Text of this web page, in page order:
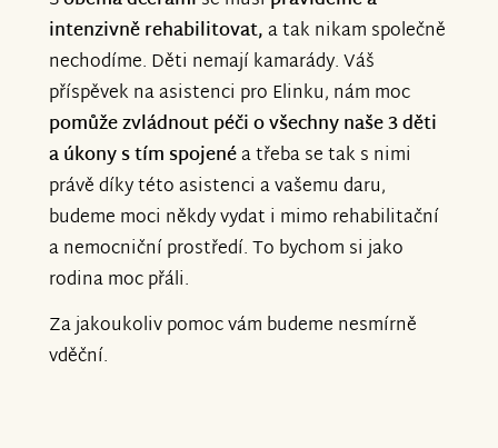
intenzivně rehabilitovat,a tak nikam společně
nechodíme. Děti nemají kamarády. Váš
příspěvek na asistenci pro Elinku, nám moc
pomůže zvládnout péči o všechny naše 3 děti
a úkony s tím spojenéa třeba se tak s nimi
právě díky této asistenci a vašemu daru,
budeme moci někdy vydat i mimo rehabilitační
a nemocniční prostředí. To bychom si jako
rodina moc přáli.
Za jakoukoliv pomoc vám budeme nesmírně
vděční.